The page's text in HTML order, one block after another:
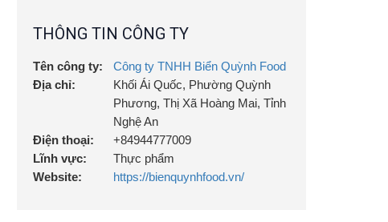
THÔNG TIN CÔNG TY
Tên công ty:
Công ty TNHH Biển Quỳnh Food
Địa chỉ:
Khối Ái Quốc, Phường Quỳnh
Phương, Thị Xã Hoàng Mai, Tỉnh
Nghệ An
Điện thoại:
+84944777009
Lĩnh vực:
Thực phẩm
Website:
https://bienquynhfood.vn/